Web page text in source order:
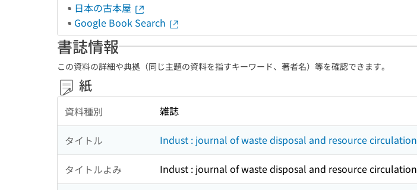
日本の古本屋
Google Book Search
書誌情報
この資料の詳細や典拠（同じ主題の資料を指すキーワード、著者名）等を確認できます。
紙
資料種別 雑誌
タイトル Indust : journal of waste disposal and resource circulation
タイトルよみ Indust : journal of waste disposal and resource circulation